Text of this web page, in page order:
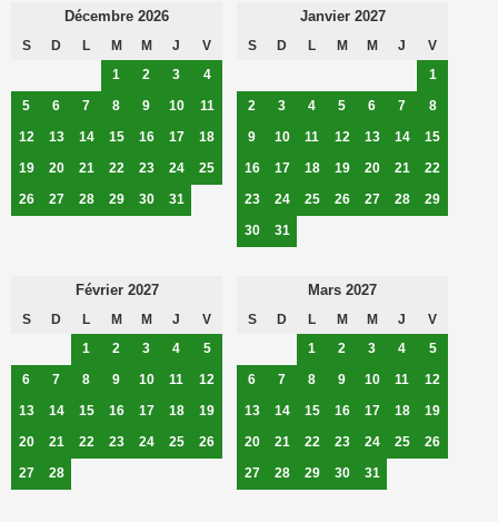
Décembre 2026
S D L M M J
V
1
2 3
4
5
6 7 8 9 10
11
12
13 14 15 16 17
18
19
20 21 22 23 24
25
26
27 28 29 30 31
Janvier 2027
S D L M M J
V
1
2
3 4 5 6 7
8
9
10 11 12 13 14
15
16
17 18 19 20 21
22
23
24 25 26 27 28
29
30
31
Février 2027
S D L M M J
V
1
2 3 4
5
6
7 8 9 10 11
12
13
14 15 16 17 18
19
20
21 22 23 24 25
26
27
28
Mars 2027
S D L M M J
V
1
2 3 4
5
6
7 8 9 10 11
12
13
14 15 16 17 18
19
20
21 22 23 24 25
26
27
28 29 30 31